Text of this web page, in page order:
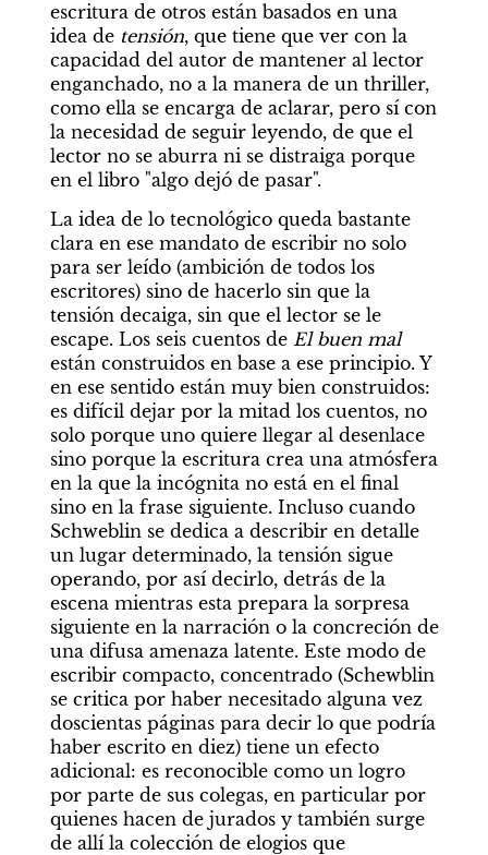
escritura de otros están basados en una
idea de tensión, que tiene que ver con la
capacidad del autor de mantener al lector
enganchado, no a la manera de un thriller,
como ella se encarga de aclarar, pero sí con
la necesidad de seguir leyendo, de que el
lector no se aburra ni se distraiga porque
en el libro "algo dejó de pasar".
La idea de lo tecnológico queda bastante
clara en ese mandato de escribir no solo
para ser leído (ambición de todos los
escritores) sino de hacerlo sin que la
tensión decaiga, sin que el lector se le
escape. Los seis cuentos de El buen mal
están construidos en base a ese principio. Y
en ese sentido están muy bien construidos:
es difícil dejar por la mitad los cuentos, no
solo porque uno quiere llegar al desenlace
sino porque la escritura crea una atmósfera
en la que la incógnita no está en el final
sino en la frase siguiente. Incluso cuando
Schweblin se dedica a describir en detalle
un lugar determinado, la tensión sigue
operando, por así decirlo, detrás de la
escena mientras esta prepara la sorpresa
siguiente en la narración o la concreción de
una difusa amenaza latente. Este modo de
escribir compacto, concentrado (Schewblin
se critica por haber necesitado alguna vez
doscientas páginas para decir lo que podría
haber escrito en diez) tiene un efecto
adicional: es reconocible como un logro
por parte de sus colegas, en particular por
quienes hacen de jurados y también surge
de allí la colección de elogios que